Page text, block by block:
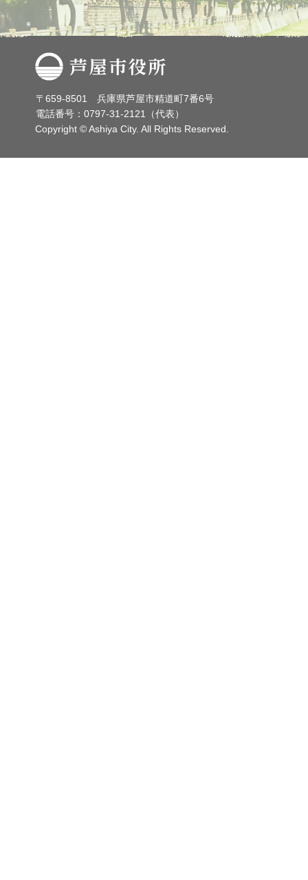
芦屋市役所
〒659-8501 兵庫県芦屋市精道町7番6号
電話番号：0797-31-2121（代表）
Copyright © Ashiya City. All Rights Reserved.